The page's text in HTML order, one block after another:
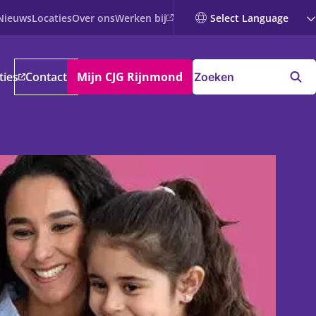
LocatiesOver onsWerken bij
Contact Mijn CJG Rijnmond